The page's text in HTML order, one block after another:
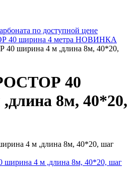
по доступной цене
40 ширина 4 метра НОВИНКА
ширина 4 м ,длина 8м, 40*20,
40
8м, 40*20,
4 м ,длина 8м, 40*20, шаг